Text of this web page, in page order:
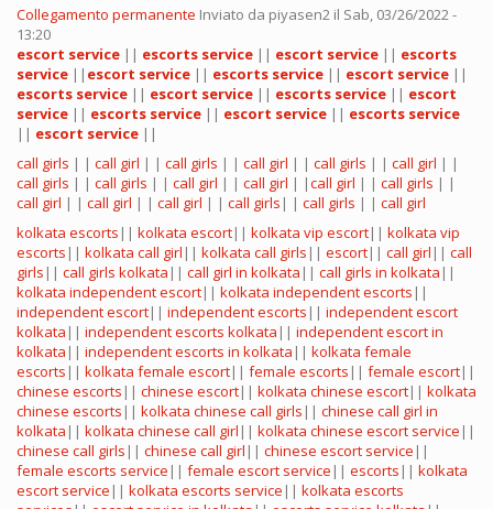
Collegamento permanente Inviato da piyasen2 il Sab, 03/26/2022 -
13:20
escort service || escorts service || escort service || escorts
service || escort service || escorts service || escort service ||
escorts service || escort service || escorts service || escort
service || escorts service || escort service || escorts service
|| escort service ||
call girls | | call girl | | call girls | | call girl | | call girls | | call girl | |
call girls | | call girls | | call girl | | call girl | |call girl | | call girls | |
call girl | | call girl | | call girl | | call girls | | call girls | | call girl
kolkata escorts || kolkata escort|| kolkata vip escort|| kolkata vip
escorts || kolkata call girl || kolkata call girls || escort|| call girl || call
girls || call girls kolkata || call girl in kolkata || call girls in kolkata ||
kolkata independent escort|| kolkata independent escorts ||
independent escort|| independent escorts || independent escort
kolkata || independent escorts kolkata || independent escort in
kolkata || independent escorts in kolkata || kolkata female
escorts || kolkata female escort|| female escorts || female escort||
chinese escorts || chinese escort|| kolkata chinese escort|| kolkata
chinese escorts || kolkata chinese call girls || chinese call girl in
kolkata || kolkata chinese call girl || kolkata chinese escort service ||
chinese call girls || chinese call girl || chinese escort service ||
female escorts service || female escort service || escorts || kolkata
escort service || kolkata escorts service || kolkata escorts